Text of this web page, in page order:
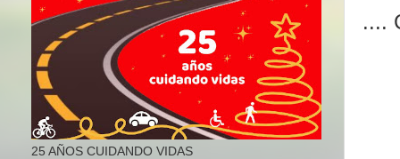
....
25 AÑOS CUIDANDO VIDAS